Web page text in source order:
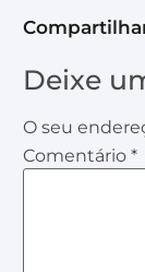
Deixe
O seu
Comentário *